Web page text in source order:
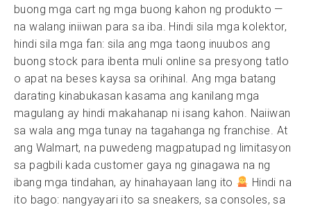
buong mga cart ng mga buong kahon ng produkto —
na walang iniiwan para sa iba. Hindi sila mga kolektor,
hindi sila mga fan: sila ang mga taong inuubos ang
buong stock para ibenta muli online sa presyong tatlo
o apat na beses kaysa sa orihinal. Ang mga batang
darating kinabukasan kasama ang kanilang mga
magulang ay hindi makahanap ni isang kahon. Naiiwan
sa wala ang mga tunay na tagahanga ng franchise. At
ang Walmart, na puwedeng magpatupad ng limitasyon
sa pagbili kada customer gaya ng ginagawa na ng
ibang mga tindahan, ay hinahayaan lang ito
Hindi na
ito bago: nangyayari ito sa sneakers, sa consoles, sa